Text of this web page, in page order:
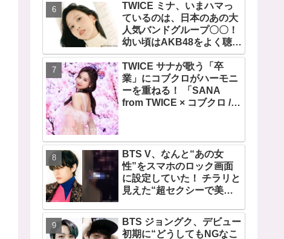
TWICE ミナ、いまハマっ
ているのは、日本のあの大
人気バンドグループ〇〇！
幼い頃はAKB48をよく聴い
て踊っていた！ ミナの音楽
の趣味が明らかに
TWICE サナが歌う「卒
業」にコブクロがハーモニ
ーを重ねる！ 「SANA
from TWICE × コブクロ /
BTS V、なんと“あの女
性”をスマホのロック画面
に設定していた！ チラリと
見えた“超セクシーで美し
愕… 毎日見るその場所にV
が選んだ女性の正体がまさ
BTS ジョングク、デビュー
初期に“どうしてもNGなこ